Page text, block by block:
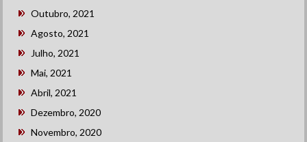
Outubro, 2021
Agosto, 2021
Julho, 2021
Mai, 2021
Abril, 2021
Dezembro, 2020
Novembro, 2020